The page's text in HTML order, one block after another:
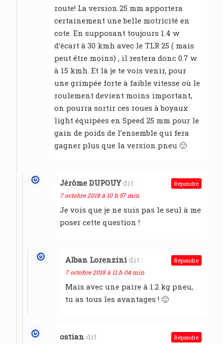
route! La version 25 mm apportera
certainement une belle motricité en
cote. En supposant toujours 1.4 w
d’écart à 30 kmh avec le TLR 25 ( mais
peut être moins) , il restera donc 0.7 w
à 15 kmh. Et là je te vois venir, pour
une grimpée forte à faible vitesse où le
roulement devient moins important,
on pourra sortir ces roues à boyaux
light équipées en Speed 25 mm pour le
gain de poids de l’ensemble qui fera
gagner plus que la version pneu 🙂
Jérôme DUPOUY dit :
7 octobre 2018 à 10 h 57 min
Je vois que je ne suis pas le seul à me
poser cette question !
Répondre
Alban Lorenzini dit :
7 octobre 2018 à 11 h 04 min
Mais avec une paire à 1.2 kg pneu,
tu as tous les avantages ! 🙂
Répondre
ostian dit : Répondre